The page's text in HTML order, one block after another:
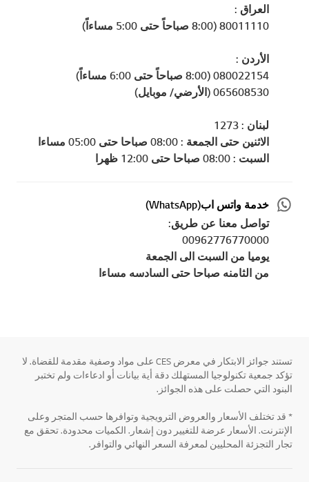
العراق :
80011110 (8:00 صباحاً حتى 5:00 مساءاً)
الأردن :
080022154 (8:00 صباحاً حتى 6:00 مساءاً)
065608530 (الأرضي/ موبايل)
لبنان : 1273
الاثنين حتى الجمعة : 08:00 صباحا حتى 05:00 مساءا
السبت : 08:00 صباحا حتى 12:00 ظهرا
خدمة واتس اب(WhatsApp)
تواصل معنا عن طريق:
00962776770000
يوميا من السبت الى الجمعة
من الثامنه صباحا حتى السادسه مساءا
تستند جوائز الابتكار في معرض CES على مواد وصفية مقدمة للقضاة. لا
تؤكد جمعية تكنولوجيا المستهلك دقة أية بيانات أو ادعاءات ولم تختبر
البنود التي حصلت على هذه الجوائز.
* قد تختلف الأسعار والعروض الترويجية وتوافرها حسب المتجر وعلى
الإنترنت. الأسعار عرضة للتغيير دون إشعار. الكميات محدودة. تحقق مع
تجار التجزئة المحليين لمعرفة السعر النهائي والتوافر.